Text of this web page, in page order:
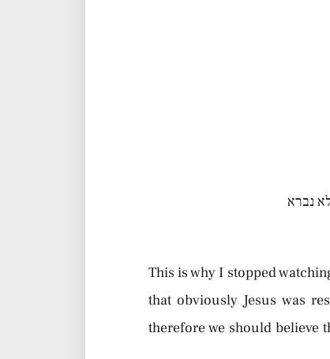
נברא
This is why I stopped
that obviously Jesus was
therefore we should believe